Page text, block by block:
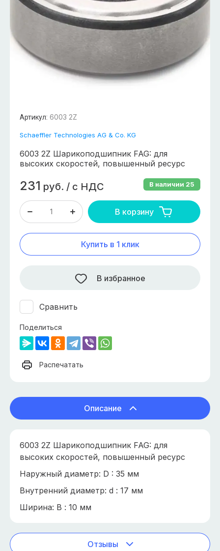
Артикул: 6003 2Z
Schaeffler Technologies AG & Co. KG
6003 2Z Шарикоподшипник FAG: для
высоких скоростей, повышенный ресурс
В наличии 25
231 руб. / с НДС
В корзину
Купить в 1 клик
Сравнить
В избранное
Поделиться
Распечатать
Описание
6003 2Z Шарикоподшипник FAG: для
высоких скоростей, повышенный ресурс
Наружный диаметр: D : 35 мм
Внутренний диаметр: d : 17 мм
Ширина: В : 10 мм
Отзывы